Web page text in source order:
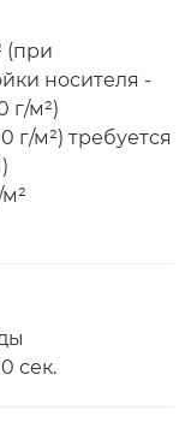
(при
носителя -
г/м²)
г/м²) требуется
сек.